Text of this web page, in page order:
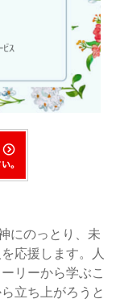
にのっとり、未
応援します。人
リーから学ぶこ
立ち上がろうと